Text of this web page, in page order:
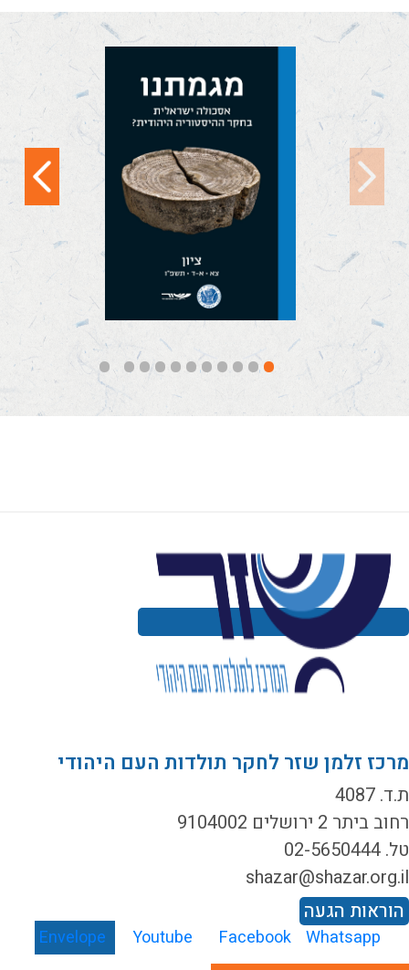
א-ד)
מגמתנו: אסכולה
ההיסטוריה היהודית?
(ציון, צא [תשפ"ו]) הוא
כרך-נושא...
קראו עוד
2
6
8
11
זלמן שזר לחקר תולדות העם היהודי
4087
ביתר 2 ירושלים 9104002
הגעה
Envelope Youtube Facebook Whatsapp